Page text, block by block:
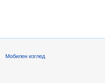
Мобилен изглед